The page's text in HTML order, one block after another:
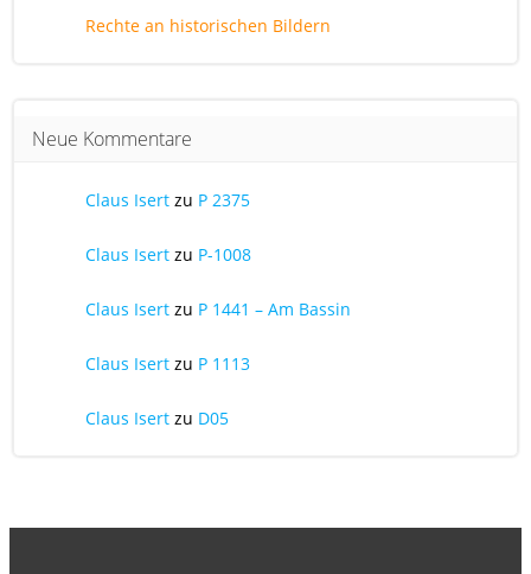
Rechte an historischen Bildern
Neue Kommentare
Claus Isert zu P 2375
Claus Isert zu P-1008
Claus Isert zu P 1441 – Am Bassin
Claus Isert zu P 1113
Claus Isert zu D05